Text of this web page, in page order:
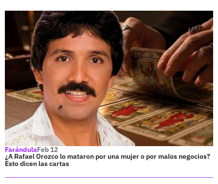
FarándulaFeb 12
¿A Rafael Orozco lo mataron por una mujer o por malos negocios?
Esto dicen las cartas